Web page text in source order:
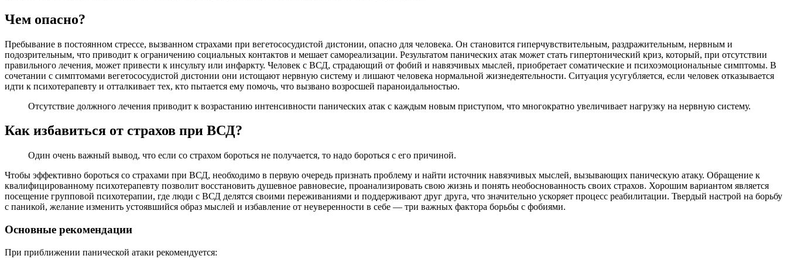
Чем опасно?
Пребывание в постоянном стрессе, вызванном страхами при вегетососудистой дистонии, опасно для человека. Он становится гиперчувствительным, раздражительным, нервным и
подозрительным, что приводит к ограничению социальных контактов и мешает самореализации. Результатом панических атак может стать гипертонический криз, который, при отсутствии
правильного лечения, может привести к инсульту или инфаркту. Человек с ВСД, страдающий от фобий и навязчивых мыслей, приобретает соматические и психоэмоциональные симптомы. В
сочетании с симптомами вегетососудистой дистонии они истощают нервную систему и лишают человека нормальной жизнедеятельности. Ситуация усугубляется, если человек отказывается
идти к психотерапевту и отталкивает тех, кто пытается ему помочь, что вызвано возросшей параноидальностью.
Отсутствие должного лечения приводит к возрастанию интенсивности панических атак с каждым новым приступом, что многократно увеличивает нагрузку на нервную систему.
Как избавиться от страхов при ВСД?
Один очень важный вывод, что если со страхом бороться не получается, то надо бороться с его причиной.
Чтобы эффективно бороться со страхами при ВСД, необходимо в первую очередь признать проблему и найти источник навязчивых мыслей, вызывающих паническую атаку. Обращение к
квалифицированному психотерапевту позволит восстановить душевное равновесие, проанализировать свою жизнь и понять необоснованность своих страхов. Хорошим вариантом является
посещение групповой психотерапии, где люди с ВСД делятся своими переживаниями и поддерживают друг друга, что значительно ускоряет процесс реабилитации. Твердый настрой на борьбу
с паникой, желание изменить устоявшийся образ мыслей и избавление от неуверенности в себе — три важных фактора борьбы с фобиями.
Основные рекомендации
При приближении панической атаки рекомендуется: